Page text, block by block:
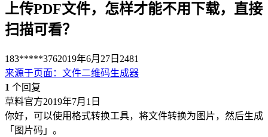
上传PDF文件，怎样才能不用下载，直接
扫描可看？
183*****3762019年6月27日 2481
来源于页面 ： 文件二维码生成器
1 个回复
草料官方2019年7月1日
你好，可以使用格式转换工具，将文件转换为图片，然后生成
「图片码」。